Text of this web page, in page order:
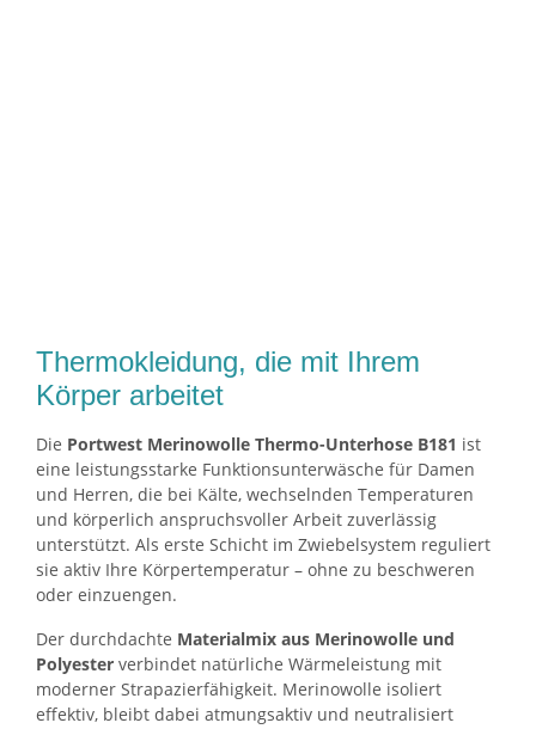
Thermokleidung, die mit Ihrem
Körper arbeitet
Die Portwest Merinowolle Thermo-Unterhose B181 ist
eine leistungsstarke Funktionsunterwäsche für Damen
und Herren, die bei Kälte, wechselnden Temperaturen
und körperlich anspruchsvoller Arbeit zuverlässig
unterstützt. Als erste Schicht im Zwiebelsystem reguliert
sie aktiv Ihre Körpertemperatur – ohne zu beschweren
oder einzuengen.
Der durchdachte Materialmix aus Merinowolle und
Polyester verbindet natürliche Wärmeleistung mit
moderner Strapazierfähigkeit. Merinowolle isoliert
effektiv, bleibt dabei atmungsaktiv und neutralisiert